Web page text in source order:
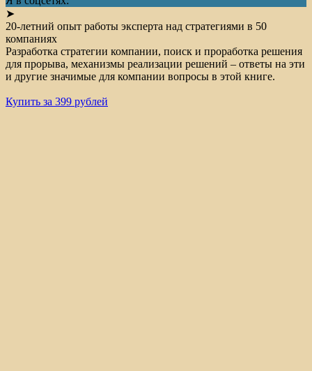
➤
20-летний опыт работы эксперта над стратегиями в 50
компаниях
Разработка стратегии компании, поиск и проработка решения
для прорыва, механизмы реализации решений – ответы на эти
и другие значимые для компании вопросы в этой книге.
Купить за 399 рублей